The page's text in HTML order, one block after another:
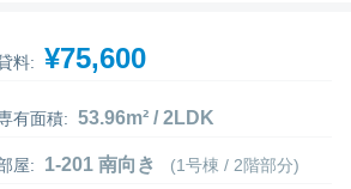
料: ¥75,600
有面積: 53.96m² / 2LDK
屋: 1-201 南向き (1号棟 / 2階部分)